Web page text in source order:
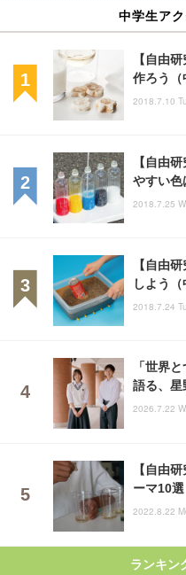
中学生ア
【自由
作ろう（
2018.7.10
【自由
やすい色
2018.7.25
【自由
しよう（
2018.7.24
「世界
語る、星
2026.7.22
【自由
ーマ10
2022.8.22
ランキン